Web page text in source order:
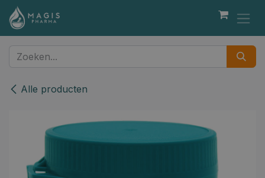
Overslaan naar inhoud
Alle producten